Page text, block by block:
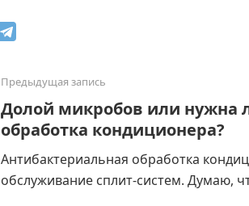
Предыдущая запись
Долой микробов или нужна
обработка кондиционера?
Антибактериальная обработка
обслуживание сплит-систем. Думаю,